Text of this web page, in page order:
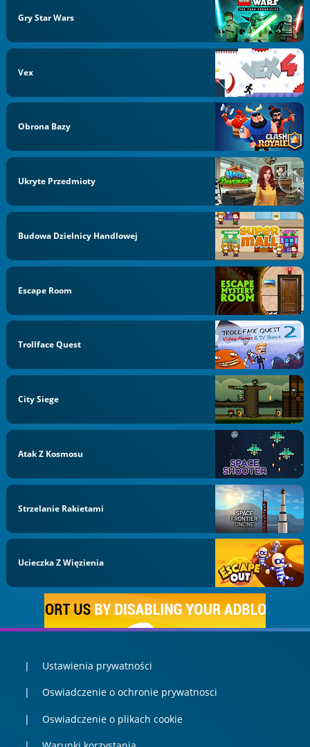
Gry Star Wars
Vex
Obrona Bazy
Ukryte Przedmioty
Budowa Dzielnicy Handlowej
Escape Room
Trollface Quest
City Siege
Atak Z Kosmosu
Strzelanie Rakietami
Ucieczka Z Więzienia
Ustawienia prywatności
Oswiadczenie o ochronie prywatnosci
Oswiadczenie o plikach cookie